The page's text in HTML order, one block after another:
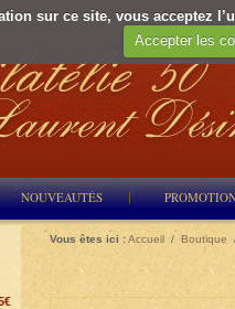
sur ce site, vous acceptez
Accepter les
NOUVEAUTÉS
Vous êtes ici :Accueil / Boutique